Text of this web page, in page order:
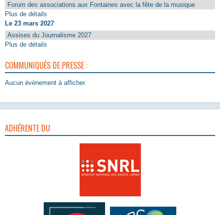
Forum des associations aux Fontaines avec la fête de la musique
Plus de détails
Le 23 mars 2027
Assises du Journalisme 2027
Plus de détails
COMMUNIQUÉS DE PRESSE :
Aucun évènement à afficher.
ADHÉRENTE DU